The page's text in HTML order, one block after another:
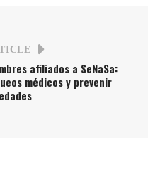
afiliados a SeNaSa:
médicos y prevenir